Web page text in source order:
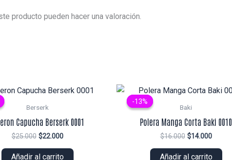
producto pueden hacer una valoración.
Berserk
Capucha Berserk 0001
$25.000 El
original
$22.000El
actual
Añadir al carrito
-13%
-13%
Baki
Polera Manga Corta Baki 0010
$16.000 El
original
$14.000El
actual
Añadir al carrito